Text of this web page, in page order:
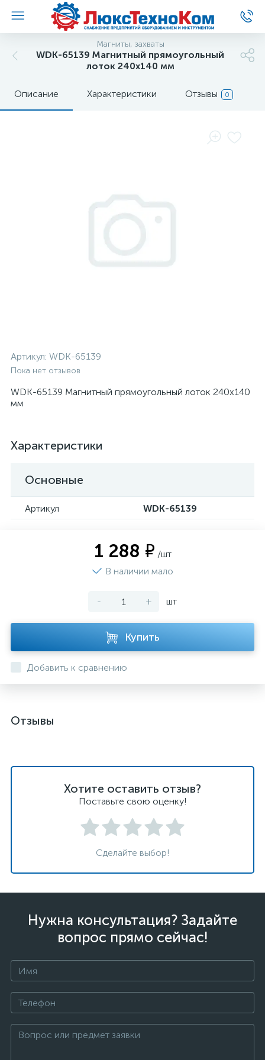
Магниты, захваты
WDK-65139 Магнитный прямоугольный
лоток 240x140 мм
Описание Характеристики Отзывы 0
Артикул: WDK-65139
Пока нет отзывов
WDK-65139 Магнитный прямоугольный лоток 240x140
мм
Характеристики
Основные
Артикул WDK-65139
1 288 ₽ /шт
В наличии мало
- + шт
Купить
Добавить к сравнению
Отзывы
Хотите оставить отзыв?
Поставьте свою оценку!
Сделайте выбор!
Нужна консультация? Задайте
вопрос прямо сейчас!